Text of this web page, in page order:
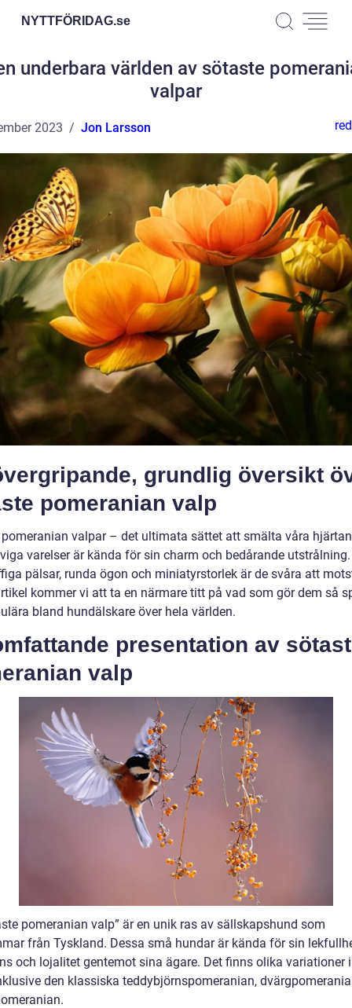
NYTTFÖRIDAG.se
underbara världen av sötaste
valpar
2023 Jon Larsson
grundlig översikt
pomeranian valp
valpar – det ultimata sättet att smälta våra
varelser är kända för sin charm och bedårande
pälsar, runda ögon och miniatyrstorlek är de svåra att
kommer vi att ta en närmare titt på vad som gör dem så
bland hundälskare över hela världen.
presentation av
valp
pomeranian valp” är en unik ras av sällskapshund som
från Tyskland. Dessa små hundar är kända för sin
och lojalitet gentemot sina ägare. Det finns olika variationer
den klassiska teddybjörnspomeranian,